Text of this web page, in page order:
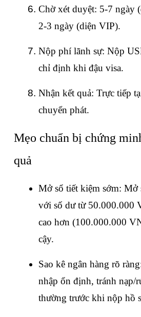
Chờ xét duyệt: 5-7 ngày
2-3 ngày (diện VIP).
Nộp phí lãnh sự: Nộp
chỉ định khi đậu visa.
Nhận kết quả: Trực tiếp
chuyển phát.
Mẹo chuẩn bị chứng
quả
Mở sổ tiết kiệm sớm: Mở
với số dư từ 50.000.000
cao hơn (100.000.000
cậy.
Sao kê ngân hàng rõ
nhập ổn định, tránh nạp/
thường trước khi nộp hồ